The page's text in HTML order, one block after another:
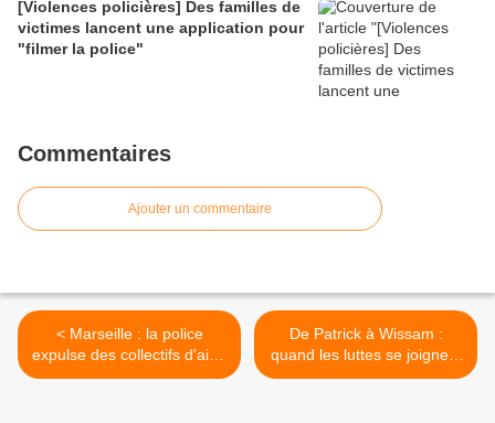
[Violences policières] Des familles de
victimes lancent une application pour
"filmer la police"
Commentaires
Ajouter un commentaire
< Marseille : la police
expulse des collectifs d'aide
aux migrants d'un local
De Patrick à Wissam :
quand les luttes se joignent
à travers le temps. >